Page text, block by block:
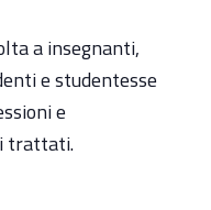
a insegnanti,
e studentesse
e
trattati.